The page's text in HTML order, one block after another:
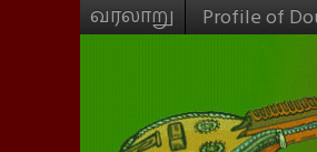
வரலாறு Profile of